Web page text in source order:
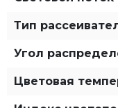
Тип
Угол
Цветовая